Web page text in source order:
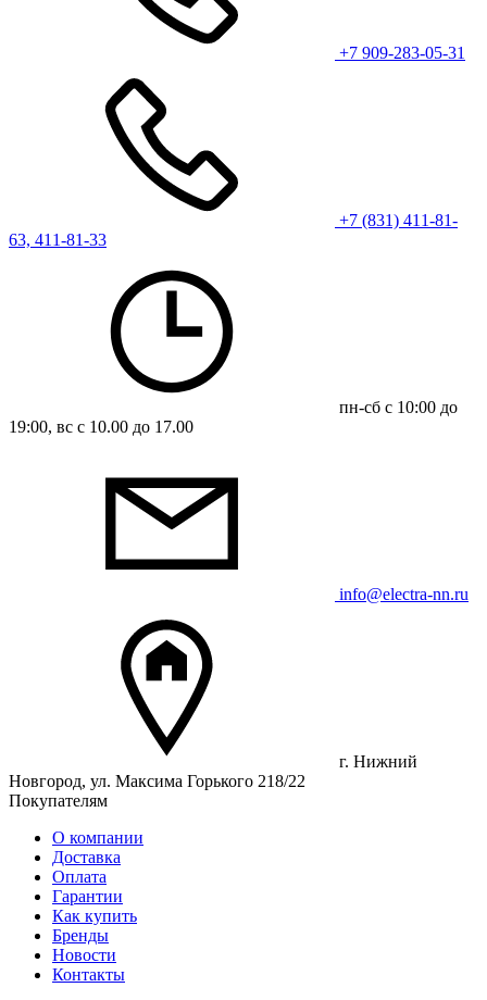
+7 909-283-05-31
+7 (831) 411-81-
63, 411-81-33
пн-сб с 10:00 до
19:00, вс с 10.00 до 17.00
info@electra-nn.ru
г. Нижний
Новгород, ул. Максима Горького 218/22
Покупателям
О компании
Доставка
Оплата
Гарантии
Как купить
Бренды
Новости
Контакты